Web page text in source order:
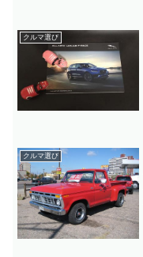
クルマ選び
クルマ選び